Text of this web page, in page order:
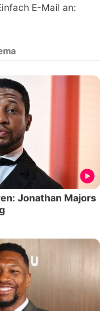
E-Mail an:
Jonathan Majors